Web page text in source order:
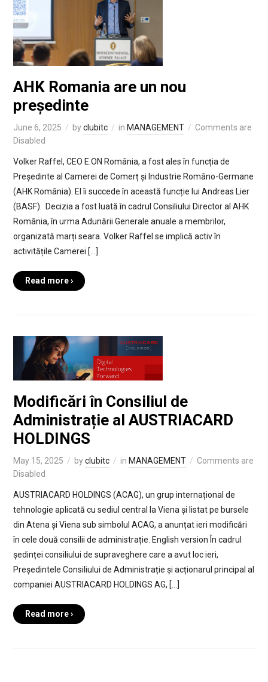
AHK Romania are un nou
președinte
June 6, 2025 byclubitc in MANAGEMENT
Comments are
Disabled
Volker Raffel, CEO E.ON România, a fost ales în funcția de
Președinte al Camerei de Comerț și Industrie Româno-Germane
(AHK România). El îi succede în această funcție lui Andreas Lier
(BASF). Decizia a fost luată în cadrul Consiliului Director al AHK
România, în urma Adunării Generale anuale a membrilor,
organizată marți seara. Volker Raffel se implică activ în
activitățile Camerei […]
Read more ›
Modificări în Consiliul de
Administrație al AUSTRIACARD
HOLDINGS
May 15, 2025 byclubitc in MANAGEMENT
Comments are
Disabled
AUSTRIACARD HOLDINGS (ACAG), un grup internațional de
tehnologie aplicată cu sediul central la Viena și listat pe bursele
din Atena și Viena sub simbolul ACAG, a anunțat ieri modificări
în cele două consilii de administrație. English version În cadrul
ședinței consiliului de supraveghere care a avut loc ieri,
Președintele Consiliului de Administrație și acționarul principal al
companiei AUSTRIACARD HOLDINGS AG, […]
Read more ›